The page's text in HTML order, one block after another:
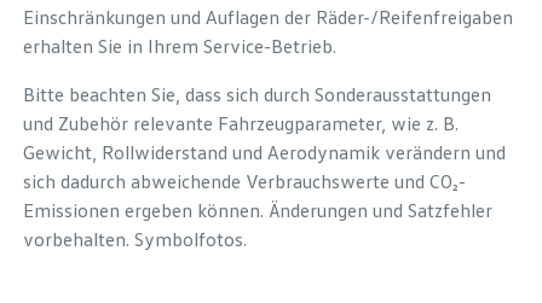
Einschränkungen und Auflagen der Räder-/Reifenfreigaben
erhalten Sie in Ihrem Service-Betrieb.
Bitte beachten Sie, dass sich durch Sonderausstattungen
und Zubehör relevante Fahrzeugparameter, wie z. B.
Gewicht, Rollwiderstand und Aerodynamik verändern und
sich dadurch abweichende Verbrauchswerte und CO₂-
Emissionen ergeben können. Änderungen und Satzfehler
vorbehalten. Symbolfotos.